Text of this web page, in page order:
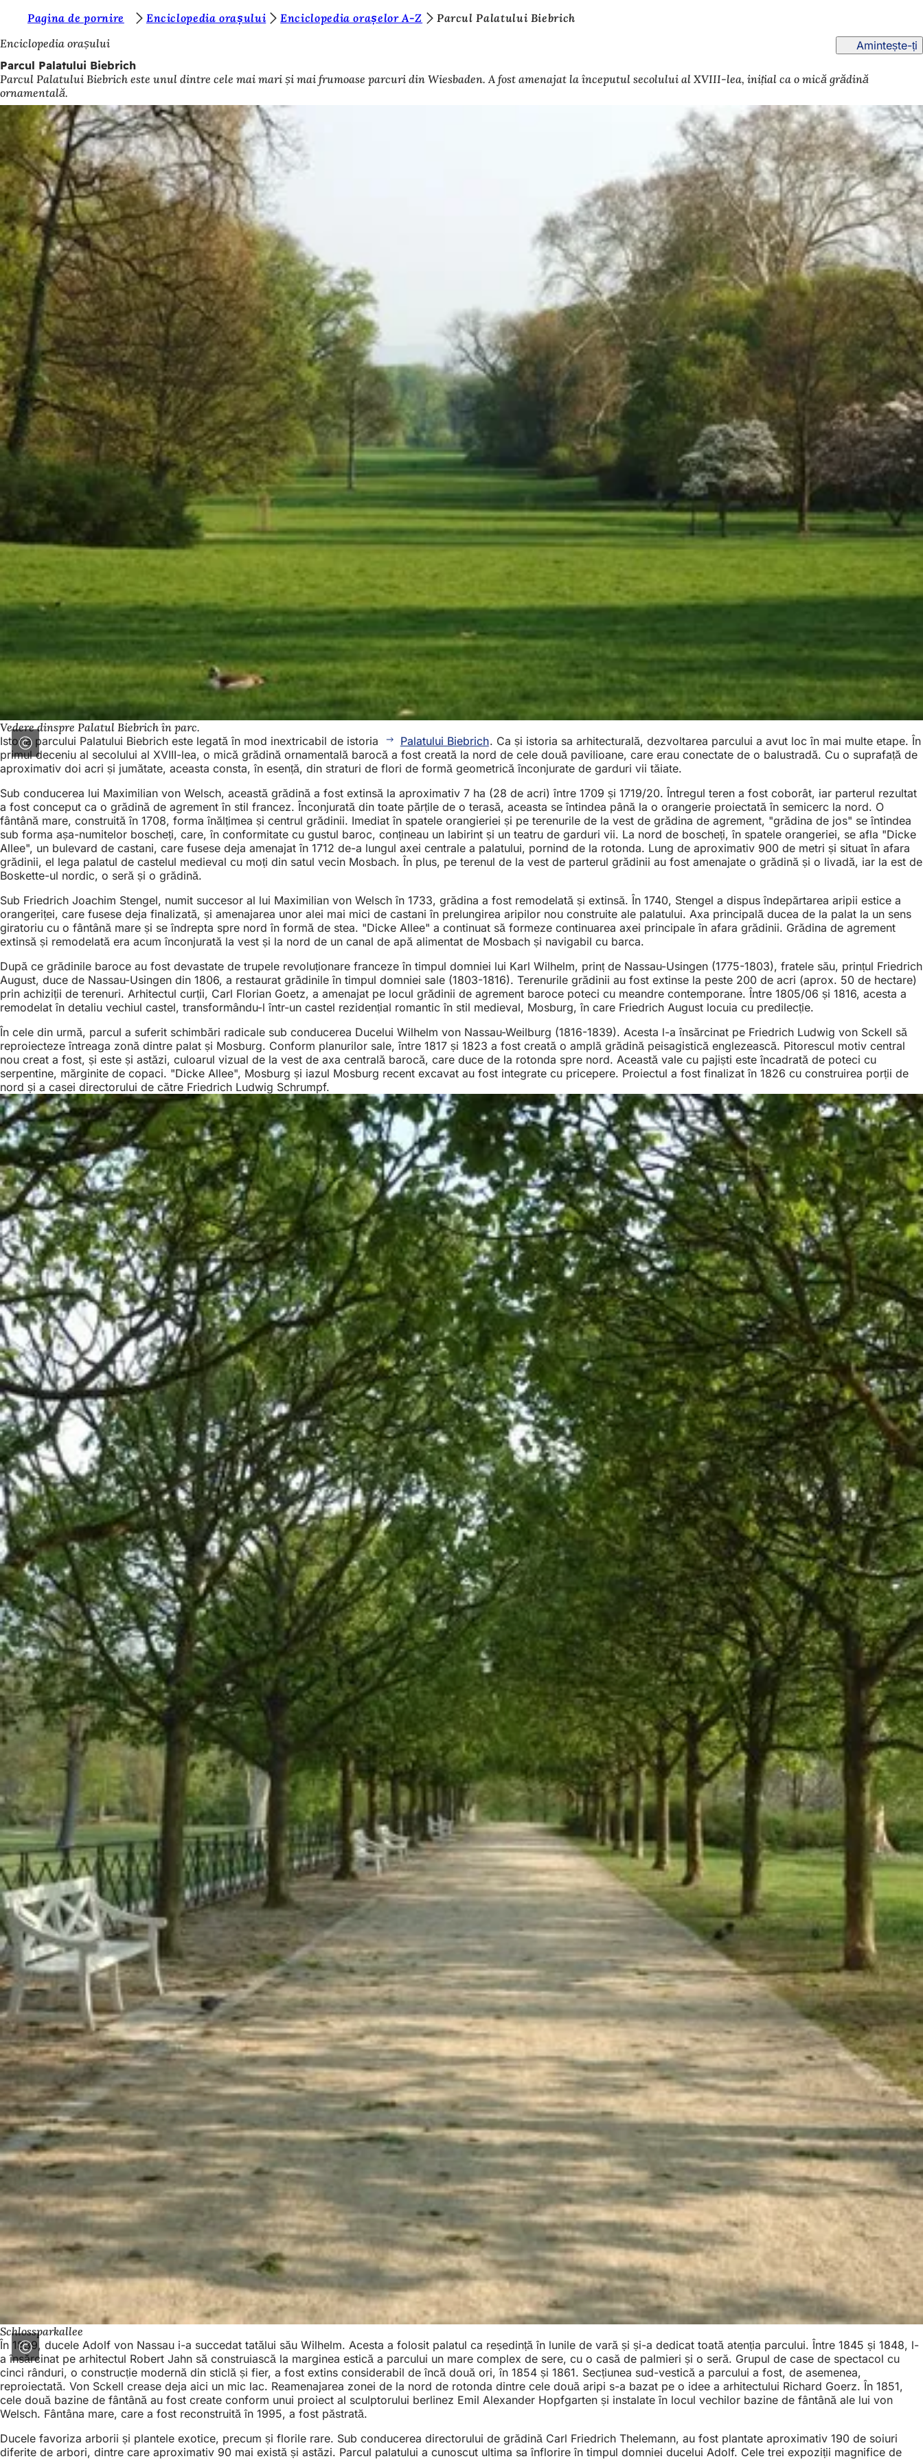
Salt la conținut
u
n
t
e
i
a
i
c
i
:
Pagina de pornire Enciclopedia orașului Enciclopedia orașelor A-Z
Parcul Palatului Biebrich
Enciclopedia orașului
Amintește-ți
Parcul Palatului Biebrich
Parcul Palatului Biebrich este unul dintre cele mai mari și mai frumoase parcuri din Wiesbaden. A fost amenajat la începutul secolului al XVIII-lea, inițial ca o mică grădină
ornamentală.
Vedere dinspre Palatul Biebrich în parc.
Istoria parcului Palatului Biebrich este legată în mod inextricabil de istoria
Palatului Biebrich. Ca și istoria sa arhitecturală, dezvoltarea parcului a avut loc în mai multe etape. În
primul deceniu al secolului al XVIII-lea, o mică grădină ornamentală barocă a fost creată la nord de cele două pavilioane, care erau conectate de o balustradă. Cu o suprafață de
aproximativ doi acri și jumătate, aceasta consta, în esență, din straturi de flori de formă geometrică înconjurate de garduri vii tăiate.
Sub conducerea lui Maximilian von Welsch, această grădină a fost extinsă la aproximativ 7 ha (28 de acri) între 1709 și 1719/20. Întregul teren a fost coborât, iar parterul rezultat
a fost conceput ca o grădină de agrement în stil francez. Înconjurată din toate părțile de o terasă, aceasta se întindea până la o orangerie proiectată în semicerc la nord. O
fântână mare, construită în 1708, forma înălțimea și centrul grădinii. Imediat în spatele orangieriei și pe terenurile de la vest de grădina de agrement, "grădina de jos" se întindea
sub forma așa-numitelor boscheți, care, în conformitate cu gustul baroc, conțineau un labirint și un teatru de garduri vii. La nord de boscheți, în spatele orangeriei, se afla "Dicke
Allee", un bulevard de castani, care fusese deja amenajat în 1712 de-a lungul axei centrale a palatului, pornind de la rotonda. Lung de aproximativ 900 de metri și situat în afara
grădinii, el lega palatul de castelul medieval cu moți din satul vecin Mosbach. În plus, pe terenul de la vest de parterul grădinii au fost amenajate o grădină și o livadă, iar la est de
Boskette-ul nordic, o seră și o grădină.
Sub Friedrich Joachim Stengel, numit succesor al lui Maximilian von Welsch în 1733, grădina a fost remodelată și extinsă. În 1740, Stengel a dispus îndepărtarea aripii estice a
orangeriței, care fusese deja finalizată, și amenajarea unor alei mai mici de castani în prelungirea aripilor nou construite ale palatului. Axa principală ducea de la palat la un sens
giratoriu cu o fântână mare și se îndrepta spre nord în formă de stea. "Dicke Allee" a continuat să formeze continuarea axei principale în afara grădinii. Grădina de agrement
extinsă și remodelată era acum înconjurată la vest și la nord de un canal de apă alimentat de Mosbach și navigabil cu barca.
După ce grădinile baroce au fost devastate de trupele revoluționare franceze în timpul domniei lui Karl Wilhelm, prinț de Nassau-Usingen (1775-1803), fratele său, prințul Friedrich
August, duce de Nassau-Usingen din 1806, a restaurat grădinile în timpul domniei sale (1803-1816). Terenurile grădinii au fost extinse la peste 200 de acri (aprox. 50 de hectare)
prin achiziții de terenuri. Arhitectul curții, Carl Florian Goetz, a amenajat pe locul grădinii de agrement baroce poteci cu meandre contemporane. Între 1805/06 și 1816, acesta a
remodelat în detaliu vechiul castel, transformându-l într-un castel rezidențial romantic în stil medieval, Mosburg, în care Friedrich August locuia cu predilecție.
În cele din urmă, parcul a suferit schimbări radicale sub conducerea Ducelui Wilhelm von Nassau-Weilburg (1816-1839). Acesta l-a însărcinat pe Friedrich Ludwig von Sckell să
reproiecteze întreaga zonă dintre palat și Mosburg. Conform planurilor sale, între 1817 și 1823 a fost creată o amplă grădină peisagistică englezească. Pitorescul motiv central
nou creat a fost, și este și astăzi, culoarul vizual de la vest de axa centrală barocă, care duce de la rotonda spre nord. Această vale cu pajiști este încadrată de poteci cu
serpentine, mărginite de copaci. "Dicke Allee", Mosburg și iazul Mosburg recent excavat au fost integrate cu pricepere. Proiectul a fost finalizat în 1826 cu construirea porții de
nord și a casei directorului de către Friedrich Ludwig Schrumpf.
Schlossparkallee
În 1839, ducele Adolf von Nassau i-a succedat tatălui său Wilhelm. Acesta a folosit palatul ca reședință în lunile de vară și și-a dedicat toată atenția parcului. Între 1845 și 1848, l-
a însărcinat pe arhitectul Robert Jahn să construiască la marginea estică a parcului un mare complex de sere, cu o casă de palmieri și o seră. Grupul de case de spectacol cu
cinci rânduri, o construcție modernă din sticlă și fier, a fost extins considerabil de încă două ori, în 1854 și 1861. Secțiunea sud-vestică a parcului a fost, de asemenea,
reproiectată. Von Sckell crease deja aici un mic lac. Reamenajarea zonei de la nord de rotonda dintre cele două aripi s-a bazat pe o idee a arhitectului Richard Goerz. În 1851,
cele două bazine de fântână au fost create conform unui proiect al sculptorului berlinez Emil Alexander Hopfgarten și instalate în locul vechilor bazine de fântână ale lui von
Welsch. Fântâna mare, care a fost reconstruită în 1995, a fost păstrată.
Ducele favoriza arborii și plantele exotice, precum și florile rare. Sub conducerea directorului de grădină Carl Friedrich Thelemann, au fost plantate aproximativ 190 de soiuri
diferite de arbori, dintre care aproximativ 90 mai există și astăzi. Parcul palatului a cunoscut ultima sa înflorire în timpul domniei ducelui Adolf. Cele trei expoziții magnifice de